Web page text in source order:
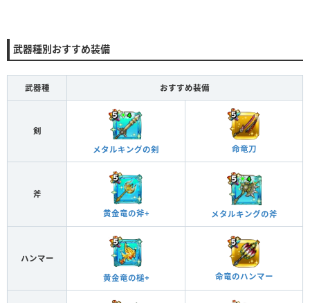
武器種別おすすめ装備
武器種 おすすめ装備
剣
メタルキングの剣
命竜刀
斧
黄金竜の斧+
メタルキングの斧
ハンマー
黄金竜の槌+
命竜のハンマー